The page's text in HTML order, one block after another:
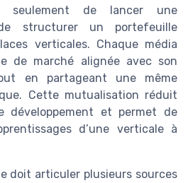
seulement de lancer une
structurer un portefeuille
verticales. Chaque média
de marché alignée avec son
en partageant une même
Cette mutualisation réduit
développement et permet de
d’une verticale à
doit articuler plusieurs sources